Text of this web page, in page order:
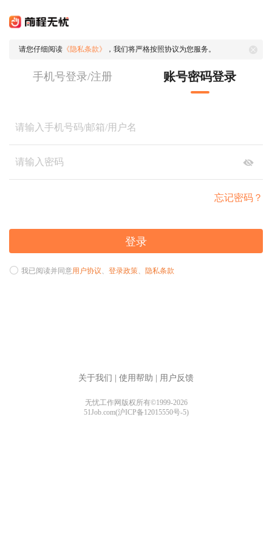
请您仔细阅读 《隐私条款》 ，我们将严格按照协议为您服务。
手机号登录/注册 账号密码登录
忘记密码？
登录
我已阅读并同意用户协议、 登录政策、 隐私条款
关于我们 使用帮助 用户反馈
无忧工作网版权所有©1999-2026
51Job.com(沪ICP备12015550号-5)